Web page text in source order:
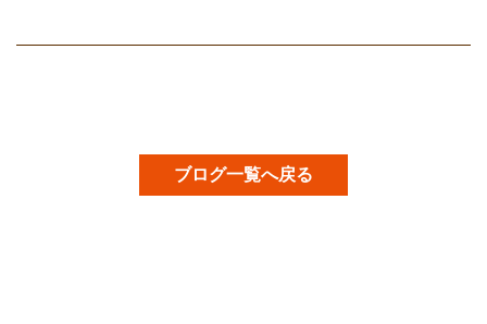
ブログ一覧へ戻る